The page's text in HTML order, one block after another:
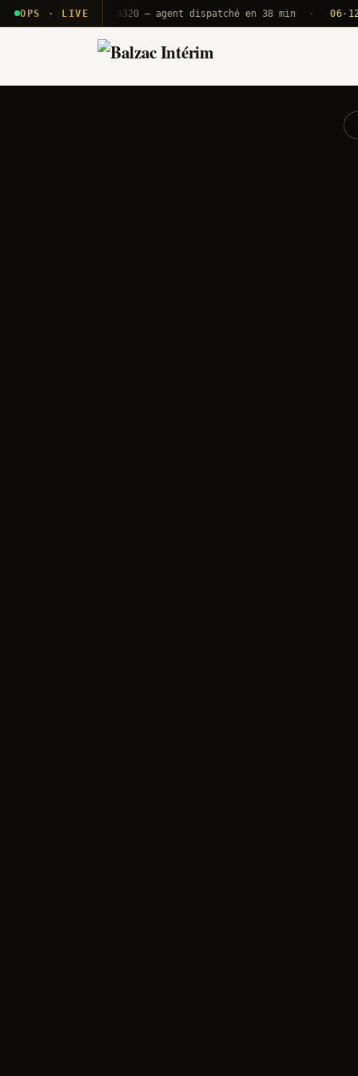
OPS · LIVE
T2E · B71 Push A320 — agent dispatché en 38 min · 06·12 UTC